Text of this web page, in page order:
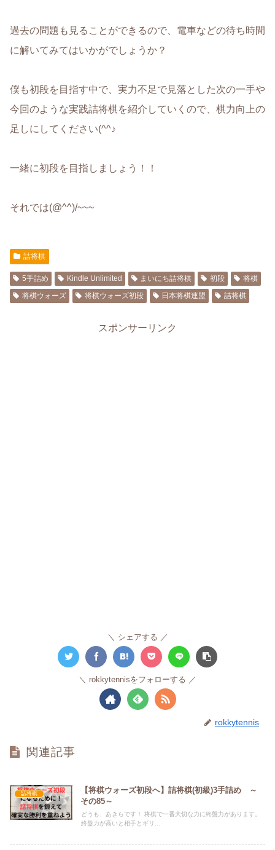
過去の問題も見ることができるので、電車などの待ち時間
に解いてみてはいかがでしょうか？
僕も初段を目指す中で、実力不足で見落とした次の一手や
今回のような実践詰将棋を紹介していくので、棋力向上の
足しにしてください(^^♪
一緒に初段を目指しましょう！！
それでは(@^^)/~~~
詰将棋
5手詰め Kindle Unlimited まいにち詰将棋 初段
将棋
将棋ウォーズ
将棋ウォーズ初段 日本将棋連盟 詰将棋
スポンサーリンク
シェアする
rokkytennisをフォローする
rokkytennis
関連記事
詰将棋
【将棋ウォーズ初段へ】詰将棋(初級)3手詰め ～
その85～
どうも、あきらです！ 将棋で一番大切な力に終盤力があります。
終盤力が高いと相手とギリ...